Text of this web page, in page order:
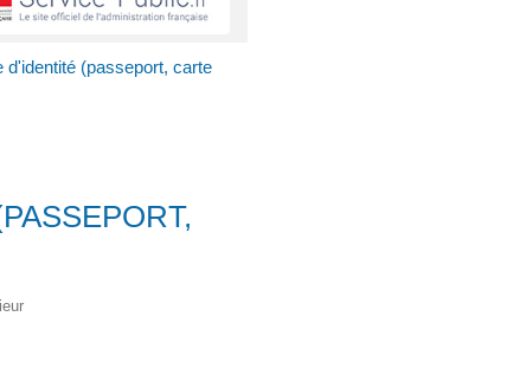
d'identité (passeport, carte